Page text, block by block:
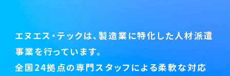
エヌエス・テックは、製造業に特化した人材派遣
事業を行っています。
全国24拠点の専門スタッフによる柔軟な対応